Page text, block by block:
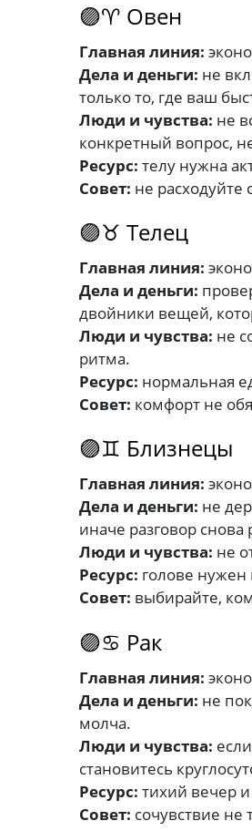
🟣♈ Овен
Главная линия:
Дела и деньги: не
только то, где ваш
Люди и чувства: не
конкретный вопрос,
Ресурс: телу нужна
Совет: не расходуйте
🟣♉ Телец
Главная линия:
Дела и деньги:
двойники вещей,
Люди и чувства: не
ритма.
Ресурс: нормальная
Совет: комфорт не
🟣♊ Близнецы
Главная линия:
Дела и деньги: не
иначе разговор снова
Люди и чувства: не
Ресурс: голове
Совет: выбирайте,
🟣♋ Рак
Главная линия:
Дела и деньги: не
молча.
Люди и чувства:
становитесь
Ресурс: тихий вечер и
Совет: сочувствие не